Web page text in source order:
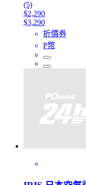
(5)
$2,290
$3,290
折價券
P幣